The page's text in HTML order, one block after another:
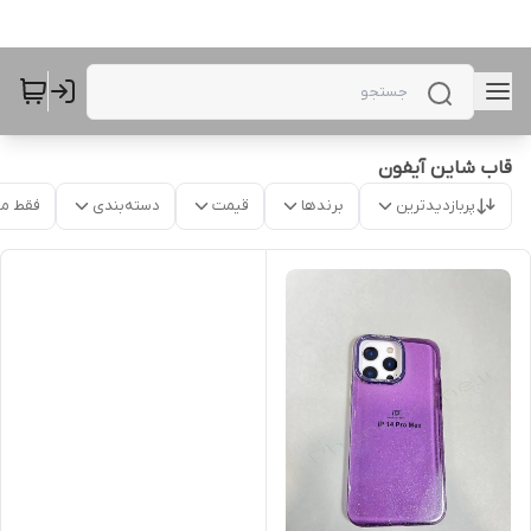
قاب شاین آیفون
پربازدیدترین برندها قیمت دسته‌بندی فقط